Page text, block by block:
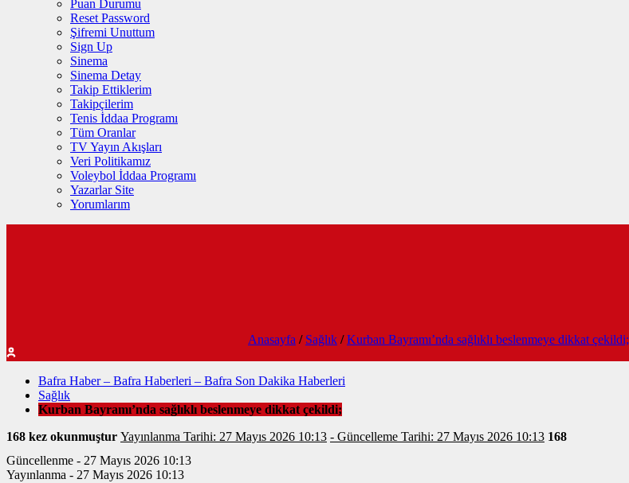
Puan Durumu
Reset Password
Şifremi Unuttum
Sign Up
Sinema
Sinema Detay
Takip Ettiklerim
Takipçilerim
Tenis İddaa Programı
Tüm Oranlar
TV Yayın Akışları
Veri Politikamız
Voleybol İddaa Programı
Yazarlar Site
Yorumlarım
Anasayfa / Sağlık / Kurban Bayramı’nda sağlıklı beslenmeye dikkat çekildi;
Bafra Haber – Bafra Haberleri – Bafra Son Dakika Haberleri
Sağlık
Kurban Bayramı’nda sağlıklı beslenmeye dikkat çekildi;
168 kez okunmuştur Yayınlanma Tarihi: 27 Mayıs 2026 10:13 - Güncelleme Tarihi: 27 Mayıs 2026 10:13 168
Güncellenme - 27 Mayıs 2026 10:13
Yayınlanma - 27 Mayıs 2026 10:13